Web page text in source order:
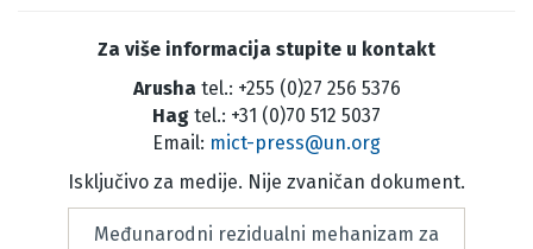
Za više informacija stupite u kontakt
Arusha tel.: +255 (0)27 256 5376
Hag tel.: +31 (0)70 512 5037
Email: mict-press@un.org
Isključivo za medije. Nije zvaničan dokument.
Međunarodni rezidualni mehanizam za